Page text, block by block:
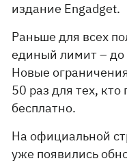
издание Engadget.
Раньше для всех
единый лимит – до
Новые
50 раз для тех,
бесплатно.
На официальной
уже появились